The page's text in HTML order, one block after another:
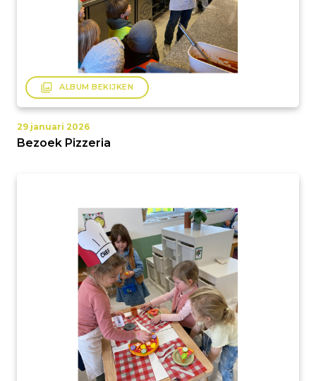
filter ALBUM BEKIJKEN
29 januari 2026
Bezoek Pizzeria